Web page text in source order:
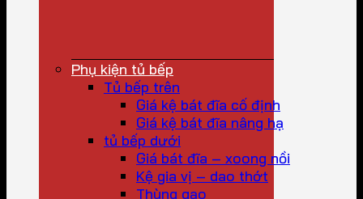
Phụ kiện tủ bếp
Tủ bếp trên
Giá kệ bát đĩa cố định
Giá kệ bát đĩa nâng hạ
tủ bếp dưới
Giá bát đĩa – xoong nồi
Kệ gia vị – dao thớt
Thùng gạo